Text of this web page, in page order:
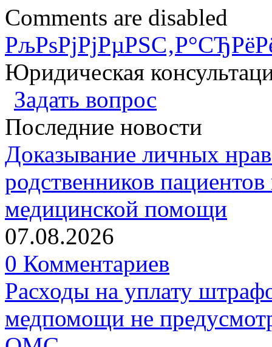
Comments are disabled
Юридическая
Задать вопрос
Последние новости
Доказывание личных
родственников
медицинской помощи
07.08.2026
0 Комментариев
Расходы на уплату
медпомощи не